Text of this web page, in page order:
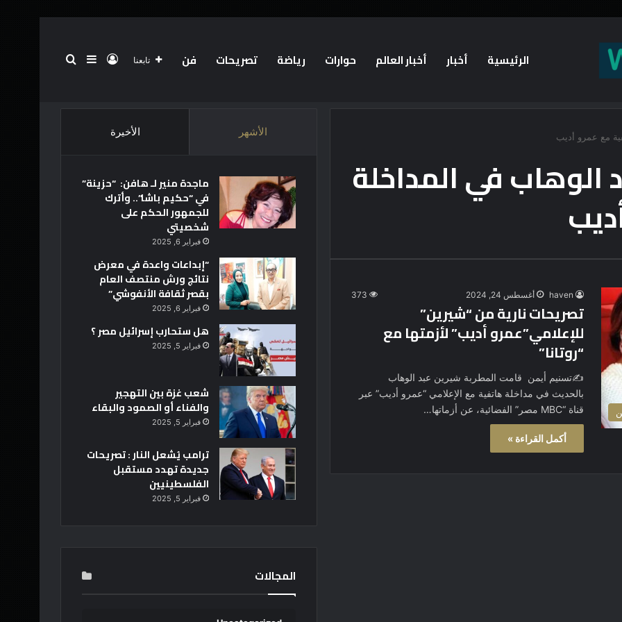
الرئيسية أخبار أخبار العالم حوارات رياضة تصريحات فن تابعنا تسجيل الدخول
إضافة عمود جانبي
مع عمرو أديب
الوهاب في المداخلة
haven أغسطس 24, 2024 373
تصريحات نارية من “شيرين”
للإعلامي”عمرو أديب” لأزمتها مع
“روتانا”
✍️تسنيم أيمن قامت المطربة شيرين عبد الوهاب
بالحديث في مداخلة هاتفية مع الإعلامي “عمرو أديب” عبر
قناة “MBC مصر” الفضائية، عن أزماتها…
أكمل القراءة »
الأشهر الأخيرة
ماجدة منير لـ هافن: “حزينة”
في “حكيم باشا”.. وأترك
للجمهور الحكم على
شخصيتي
فبراير 6, 2025
“إبداعات واعدة في معرض
نتائج ورش منتصف العام
بقصر ثقافة الأنفوشي”
فبراير 6, 2025
هل ستحارب إسرائيل مصر ؟
فبراير 5, 2025
شعب غزة بين التهجير
والفناء أو الصمود والبقاء
فبراير 5, 2025
ترامب يُشعل النار : تصريحات
جديدة تهدد مستقبل
الفلسطينيين
فبراير 5, 2025
المجالات